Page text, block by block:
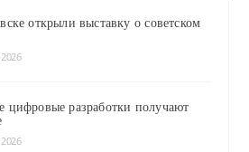
открыли выставку о советском
цифровые разработки получают